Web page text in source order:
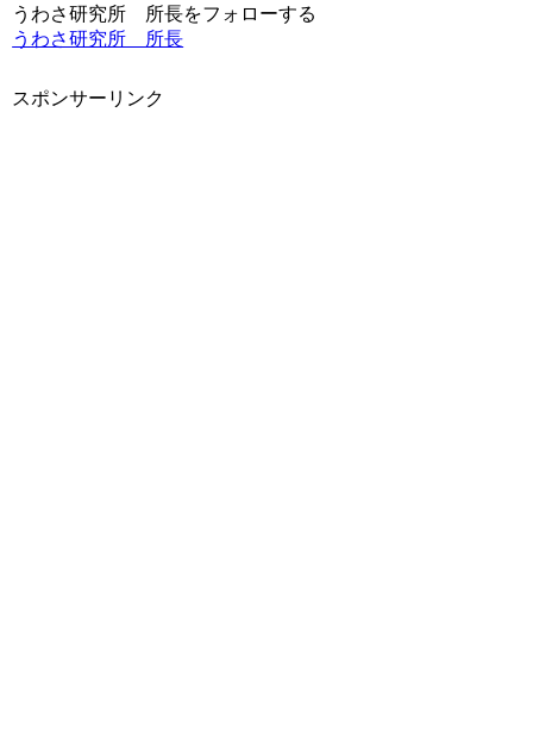
うわさ研究所 所長をフォローする
うわさ研究所 所長
スポンサーリンク